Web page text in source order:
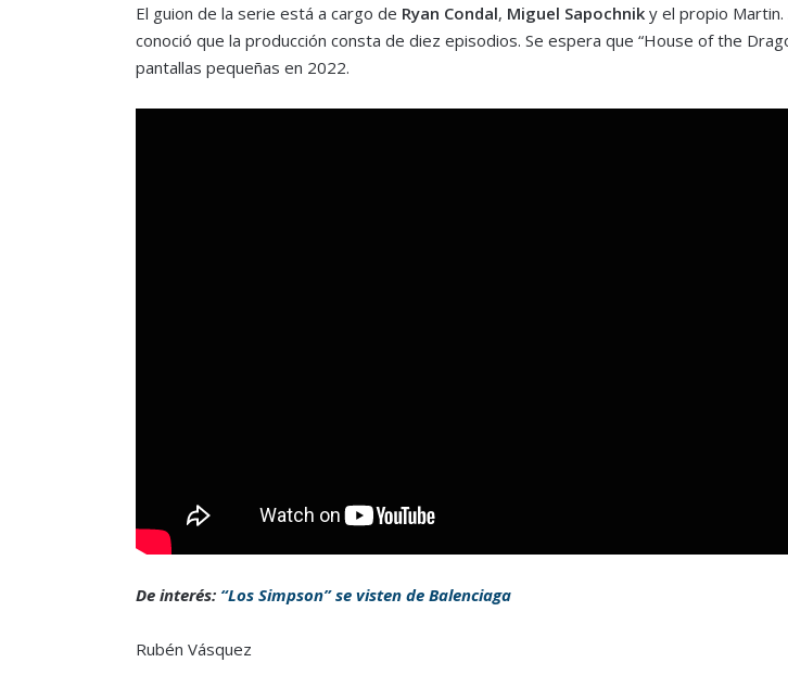
El guion de la serie está a cargo de Ryan Condal, Miguel Sapochniky el propio Martin.
conoció que la producción consta de diez episodios. Se espera que “House of the
pantallas pequeñas en 2022.
De interés: “Los Simpson” se visten de Balenciaga
Rubén Vásquez